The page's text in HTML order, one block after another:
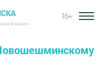
район
16+